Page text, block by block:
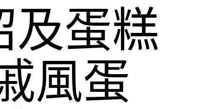
及蛋糕
風蛋